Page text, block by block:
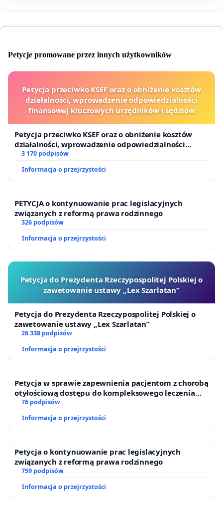
Petycje promowane przez innych użytkowników
Petycja przeciwko KSEF oraz o obniżenie kosztów
działalności, wprowadzenie odpowiedzialności
finansowej kluczowych urzędników i sędziów
Petycja przeciwko KSEF oraz o obniżenie kosztów
działalności, wprowadzenie odpowiedzialności
finansowej kluczowych urzędników i sędziów
3 170 podpisów
Informacja o przejrzystości
PETYCJA o kontynuowanie prac legislacyjnych
związanych z reformą prawa rodzinnego
326 podpisów
Informacja o przejrzystości
Petycja do Prezydenta Rzeczypospolitej Polskiej o
zawetowanie ustawy „Lex Szarlatan”
Petycja do Prezydenta Rzeczypospolitej Polskiej o
zawetowanie ustawy „Lex Szarlatan”
26 338 podpisów
Informacja o przejrzystości
Petycja w sprawie zapewnienia pacjentom z chorobą
otyłościową dostępu do kompleksowego leczenia
oraz programów profilaktycznych.
76 podpisów
Informacja o przejrzystości
Petycja o kontynuowanie prac legislacyjnych
związanych z reformą prawa rodzinnego
759 podpisów
Informacja o przejrzystości